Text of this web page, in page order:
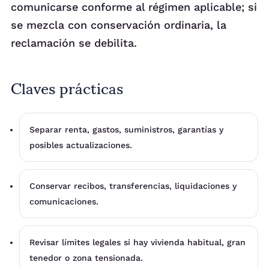
comunicarse conforme al régimen aplicable; si
se mezcla con conservación ordinaria, la
reclamación se debilita.
Claves prácticas
Separar renta, gastos, suministros, garantías y
posibles actualizaciones.
Conservar recibos, transferencias, liquidaciones y
comunicaciones.
Revisar límites legales si hay vivienda habitual, gran
tenedor o zona tensionada.